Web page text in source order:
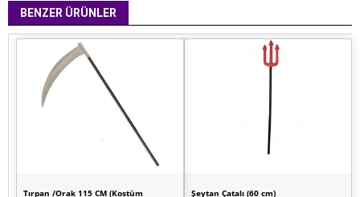
BENZER ÜRÜNLER
Şeytan Çatalı (60 cm)
Tırpan /Orak 115 CM (Kostüm